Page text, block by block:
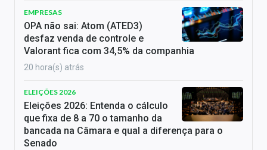
EMPRESAS
OPA não sai: Atom (ATED3)
desfaz venda de controle e
Valorant fica com 34,5% da companhia
20 hora(s) atrás
ELEIÇÕES 2026
Eleições 2026: Entenda o cálculo
que fixa de 8 a 70 o tamanho da
bancada na Câmara e qual a diferença para o
Senado